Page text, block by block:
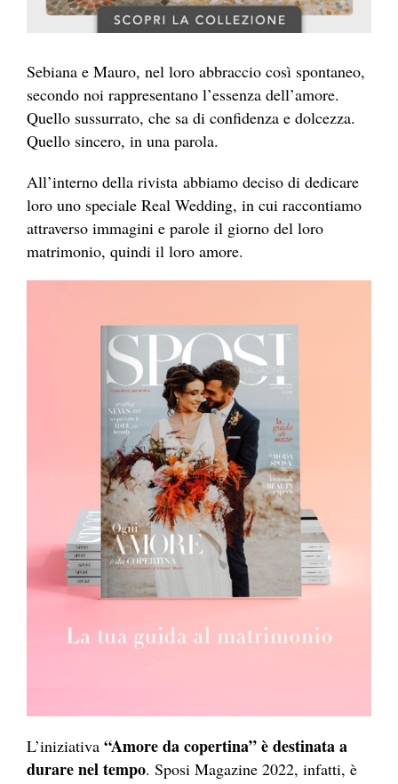
Sebiana e Mauro, nel loro abbraccio così spontaneo,
secondo noi rappresentano l’essenza dell’amore.
Quello sussurrato, che sa di confidenza e dolcezza.
Quello sincero, in una parola.
All’interno della rivista abbiamo deciso di dedicare
loro uno speciale Real Wedding, in cui raccontiamo
attraverso immagini e parole il giorno del loro
matrimonio, quindi il loro amore.
L’iniziativa “Amore da copertina” è destinata a
durare nel tempo. Sposi Magazine 2022, infatti, è